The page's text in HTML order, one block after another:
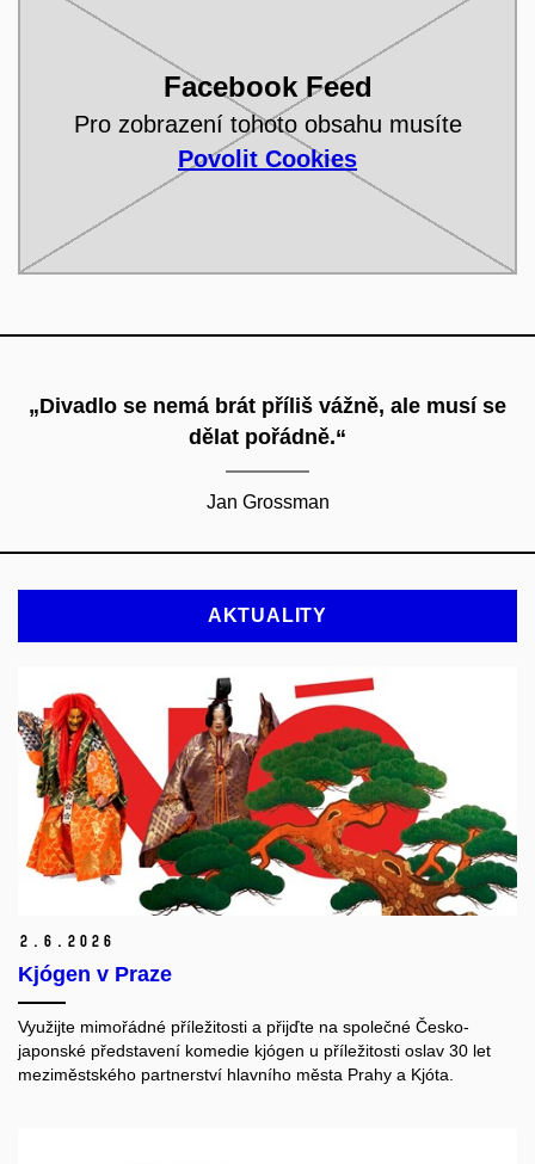
Facebook Feed
Pro zobrazení tohoto obsahu musíte
Povolit Cookies
„Divadlo se nemá brát příliš vážně, ale musí se
dělat pořádně.“
Jan Grossman
AKTUALITY
2. 6. 2026
Kjógen v Praze
Využijte mimořádné příležitosti a přijďte na společné Česko-
japonské představení komedie kjógen u příležitosti oslav 30 let
meziměstského partnerství hlavního města Prahy a Kjóta.